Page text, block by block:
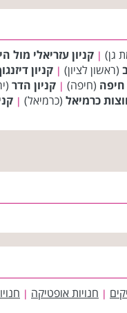
גן) | קניון עזריאלי מול
(ראשון לציון) | קניון
חיפה (חיפה) | קניון הדר
כרמיאל (כרמיאל) |
| חנויות אופטיקה |